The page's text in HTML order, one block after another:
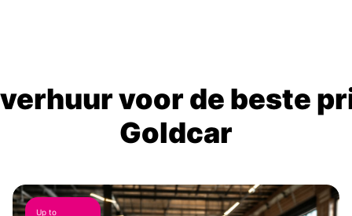
voor de beste
Goldcar
Up to